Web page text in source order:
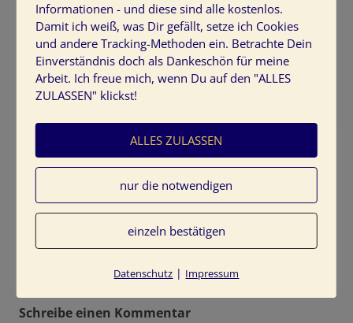
Farbinspirationen: Herbstfarben Rost Laub Braun Vanillegelb
farbinspirationen-herbstfarben-rost-laub-braun-
Schreibe einen Kommentar
Informationen - und diese sind alle kostenlos.
Damit ich weiß, was Dir gefällt, setze ich Cookies
und andere Tracking-Methoden ein. Betrachte Dein
Einverständnis doch als Dankeschön für meine
Arbeit. Ich freue mich, wenn Du auf den "ALLES
ZULASSEN" klickst!
ALLES ZULASSEN
nur die notwendigen
einzeln bestätigen
Datenschutz | Impressum